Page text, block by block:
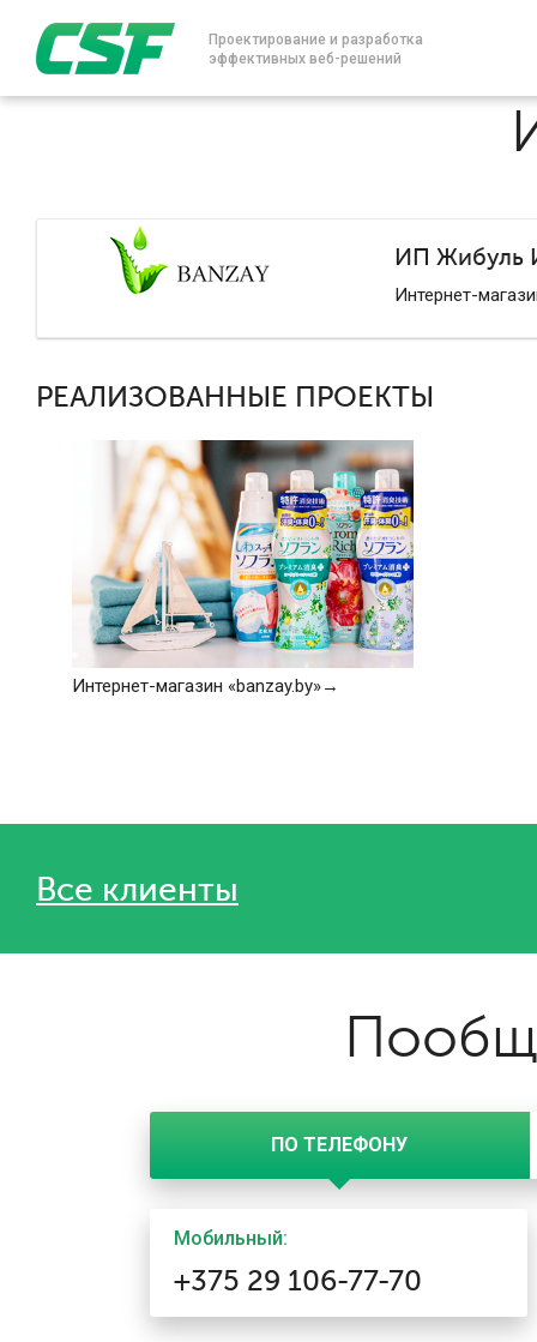
Проектирование и разработка
эффективных веб-решений
ИП Жибуль
Интернет-
РЕАЛИЗОВАННЫЕ ПРОЕКТЫ
Интернет-магазин «banzay.by»
Все клиенты
ПО ТЕЛЕФОНУ
Мобильный:
+375 29 106-77-70